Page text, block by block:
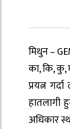
मिथुन –
का, कि,
प्रयत्न
हातलागी
अधिकार